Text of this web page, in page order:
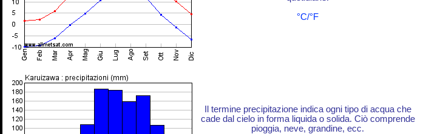
°C/°F
Il termine precipitazione indica ogni tipo di acqua che
cade dal cielo in forma liquida o solida. Ciò comprende
pioggia, neve, grandine, ecc.